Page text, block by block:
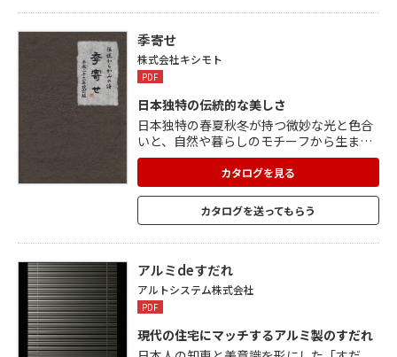
が魅力です。
季寄せ
株式会社キシモト
PDF
日本独特の伝統的な美しさ
日本独特の春夏秋冬が持つ微妙な光と色合
いと、自然や暮らしのモチーフから生まれ
た古典文様。 そして光の移ろいに変化する
雲母の鈍い輝きなど、伝統に裏打ちされた
色と文様の組合せバリエーションを掲載し
た見本帖。 初版の作品に、新意匠と摺り
色、染め色などを追加し、個性化の時代に
カタログを見る
カタログを送ってもらう
アルミdeすだれ
アルトシステム株式会社
PDF
現代の住宅にマッチするアルミ製のすだれ